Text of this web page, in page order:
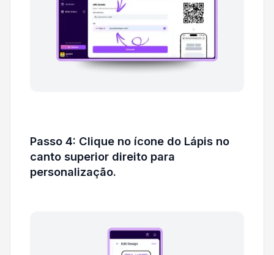
Passo 4: Clique no ícone do Lápis no
canto superior direito para
personalização.